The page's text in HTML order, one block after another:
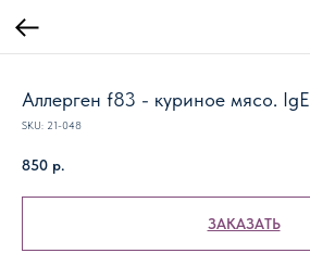
Аллерген f83 - куриное мясо. IgE
SKU: 21-048
850 р.
ЗАКАЗАТЬ